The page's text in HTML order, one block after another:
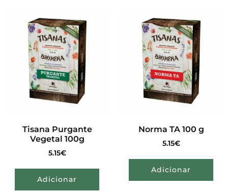
Tisana Purgante
Vegetal 100g
5.15€
Adicionar
Norma TA 100 g
5.15€
Adicionar